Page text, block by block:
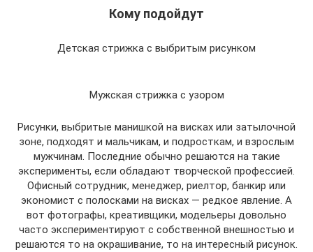
Кому подойдут
Детская стрижка с выбритым рисунком
Мужская стрижка с узором
Рисунки, выбритые манишкой на висках или затылочной
зоне, подходят и мальчикам, и подросткам, и взрослым
мужчинам. Последние обычно решаются на такие
эксперименты, если обладают творческой профессией.
Офисный сотрудник, менеджер, риелтор, банкир или
экономист с полосками на висках — редкое явление. А
вот фотографы, креативщики, модельеры довольно
часто экспериментируют с собственной внешностью и
решаются то на окрашивание, то на интересный рисунок.